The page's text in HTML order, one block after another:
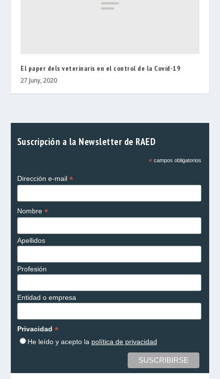
El paper dels veterinaris en el control de la Covid-19
27 Juny, 2020
Suscripción a la Newsletter de RAED
*campos obligatorios
Dirección e-mail *
Nombre *
Apellidos
Profesión
Entidad o empresa
Privacidad *
He leído y acepto la política de privacidad